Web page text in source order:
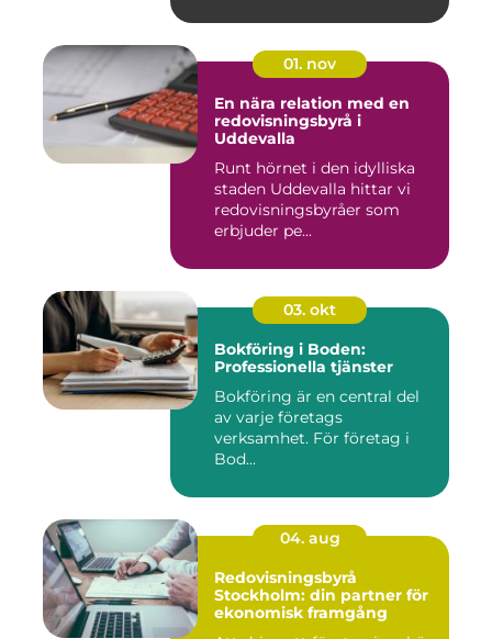
01. nov
En nära relation med en
redovisningsbyrå i
Uddevalla
Runt hörnet i den idylliska
staden Uddevalla hittar vi
redovisningsbyråer som
erbjuder pe...
03. okt
Bokföring i Boden:
Professionella tjänster
Bokföring är en central del
av varje företags
verksamhet. För företag i
Bod...
04. aug
Redovisningsbyrå
Stockholm: din partner för
ekonomisk framgång